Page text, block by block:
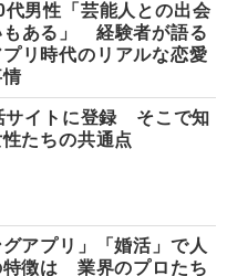
代男性「芸能人との出会
もある」 経験者が語る
プリ時代のリアルな恋愛
サイトに登録 そこで知
たちの共通点
グアプリ」「婚活」で人
特徴は 業界のプロたち